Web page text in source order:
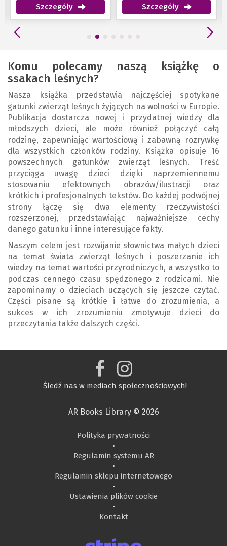
Szczegóły Szczegóły
Komu polecamy naszą książkę o
ssakach leśnych?
Nasza książka przedstawia najczęściej spotykane
gatunki zwierząt leśnych żyjących na wolności w Europie.
Publikacja dostarcza nowej i przydatnej wiedzy dla
młodszych dzieci, ale może również połączyć całą
rodzinę, zapewniając wartościową i zabawną rozrywkę
dla wszystkich członków rodziny. Książka opisuje 16
powszechnych gatunków zwierząt leśnych. Treść
przyciąga uwagę dzieci dzięki naprzemiennemu
stosowaniu efektownych obrazów/ilustracji oraz
krótkich i profesjonalnych tekstów. Do każdej podwójnej
strony łączę się dwa elementy rzeczywistości
rozszerzonej, przedstawiając najważniejsze cechy
danego gatunku i inne interesujące fakty.
Naszym celem jest rozwijanie słownictwa małych dzieci
na temat świata zwierząt leśnych i poszerzanie ich
wiedzy na temat wartości przyrodniczych, a wszystko to
podczas cennego czasu spędzonego z rodzicami. Nie
zapominamy o dzieciach uczących się jeszcze czytać.
Części pisane są krótkie i łatwe do zrozumienia, a
sukces w ich zrozumieniu zmotywuje dzieci do
przeczytania także dalszych części.
Śledź nas w mediach społecznościowych!
AR Books Library © 2026
Polityka prywatności
•
Regulamin systemu AR
•
Regulamin sklepu internetowego
•
Ustawienia plików cookie
•
Kontakt